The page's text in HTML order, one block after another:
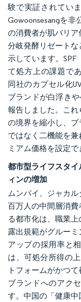
験で実証されてい
Gowoonsesangを
の消費者が肌バリ
分岐発酵リゼート
示しています。
て処方上の課題であ
同社のカプセル化
ブランドが白浮き
報告しました。こ
の境界を縮小し、
ではなく二機能を
ミアム価格を設定で
都市型ライフスタ
ィンの増加
ムンバイ、ジャカ
百万人の中間層消
る都市化は、職業
露出規範がグルー
アップの採用率と
は、可処分所得の
トフォームがかつ
ブランドへのアク
す。中国の「健康中